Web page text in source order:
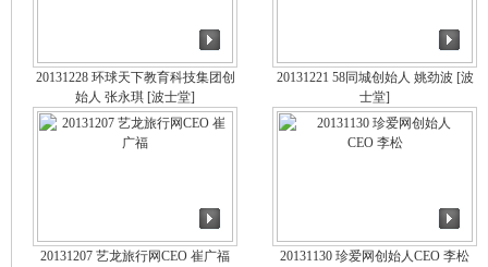
20131228 环球天下教育科技集团创
始人 张永琪 [波士堂]
20131221 58同城创始人 姚劲波 [波
士堂]
20131207 艺龙旅行网CEO 崔广福
20131130 珍爱网创始人CEO 李松